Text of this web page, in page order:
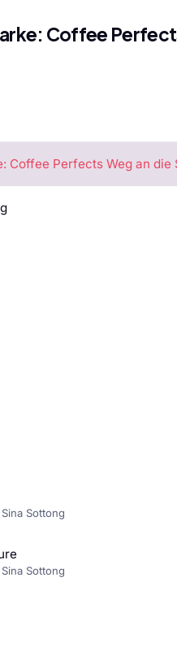
Coffee
Coffee Perfects Weg an die
Sottong
Sottong